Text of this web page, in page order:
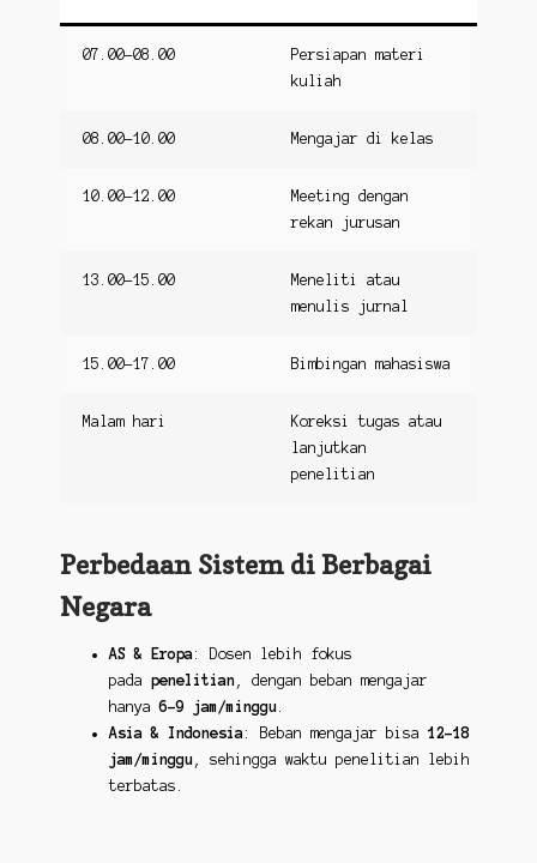
07.00-08.00
Persiapan materi
kuliah
08.00-10.00 Mengajar di kelas
10.00-12.00
Meeting dengan
rekan jurusan
13.00-15.00
Meneliti atau
menulis jurnal
15.00-17.00 Bimbingan mahasiswa
Malam hari
Koreksi tugas atau
lanjutkan
penelitian
Perbedaan Sistem di Berbagai
Negara
AS & Eropa: Dosen lebih fokus
pada penelitian, dengan beban mengajar
hanya6-9 jam/minggu.
Asia & Indonesia: Beban mengajar bisa 12-18
jam/minggu, sehingga waktu penelitian lebih
terbatas.